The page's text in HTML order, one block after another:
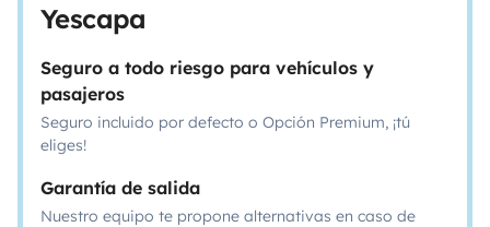
Yescapa
Seguro a todo riesgo para vehículos y
pasajeros
Seguro incluido por defecto o Opción Premium, ¡tú
eliges!
Garantía de salida
Nuestro equipo te propone alternativas en caso de